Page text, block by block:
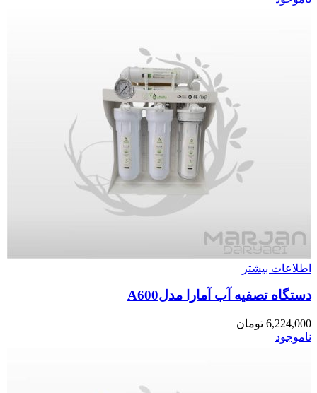
اطلاعات بیشتر
دستگاه تصفیه آب آمارا مدلA600
6,224,000 تومان
ناموجود